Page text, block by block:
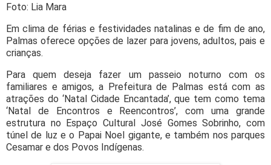
Foto: Lia Mara
Em clima de férias e festividades natalinas e de fim de ano,
Palmas oferece opções de lazer para jovens, adultos, pais e
crianças.
Para quem deseja fazer um passeio noturno com os
familiares e amigos, a Prefeitura de Palmas está com as
atrações do ‘Natal Cidade Encantada’, que tem como tema
‘Natal de Encontros e Reencontros’, com uma grande
estrutura no Espaço Cultural José Gomes Sobrinho, com
túnel de luz e o Papai Noel gigante, e também nos parques
Cesamar e dos Povos Indígenas.